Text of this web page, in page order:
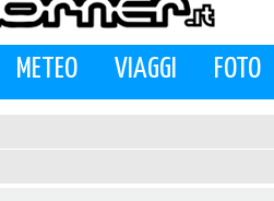
METEO VIAGGI FOTO